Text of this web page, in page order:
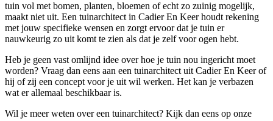
tuin vol met bomen, planten, bloemen of echt zo zuinig mogelijk,
maakt niet uit. Een tuinarchitect in Cadier En Keer houdt rekening
met jouw specifieke wensen en zorgt ervoor dat je tuin er
nauwkeurig zo uit komt te zien als dat je zelf voor ogen hebt.
Heb je geen vast omlijnd idee over hoe je tuin nou ingericht moet
worden? Vraag dan eens aan een tuinarchitect uit Cadier En Keer of
hij of zij een concept voor je uit wil werken. Het kan je verbazen
wat er allemaal beschikbaar is.
Wil je meer weten over een tuinarchitect? Kijk dan eens op onze